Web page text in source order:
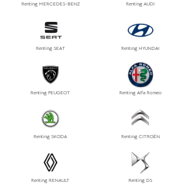
Renting MERCEDES-BENZ Renting AUDI
Renting SEAT Renting HYUNDAI
Renting PEUGEOT Renting Alfa Romeo
Renting SKODA Renting CITROËN
Renting RENAULT Renting DS